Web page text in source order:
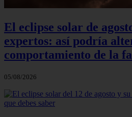
El eclipse solar de
expertos: así podría
comportamiento de la
05/08/2026